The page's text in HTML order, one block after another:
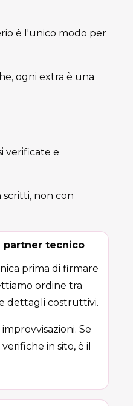
è l'unico modo per
ogni extra è una
verificate e
non con
partner tecnico
prima di firmare
ordine tra
dettagli costruttivi.
Se
in sito, è il